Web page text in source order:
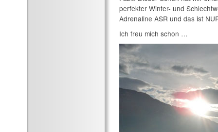
perfekter Winter- und
Adrenaline ASR und das ist
Ich freu mich schon …